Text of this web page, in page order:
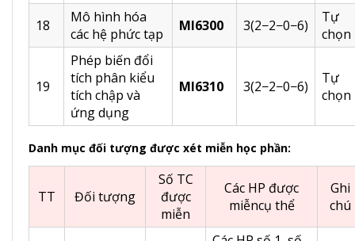
18
Mô hình hóa
các hệ phức tạp
MI6300 3(2−2−0−6)
Tự
chọn
19
Phép biến đổi
tích phân kiểu
tích chập và
ứng dụng
MI6310 3(2−2−0−6)
Tự
chọn
Danh mục đối tượng được xét miễn học phần:
TT Đối tượng
Số TC
được
miễn
Các HP được
miễncụ thể
Ghi
chú